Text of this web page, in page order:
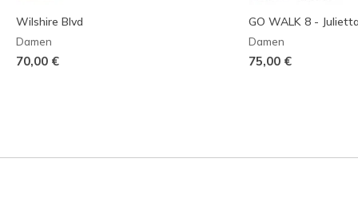
Wilshire Blvd
Damen
70,00 €
GO WALK 8 -
Damen
75,00 €